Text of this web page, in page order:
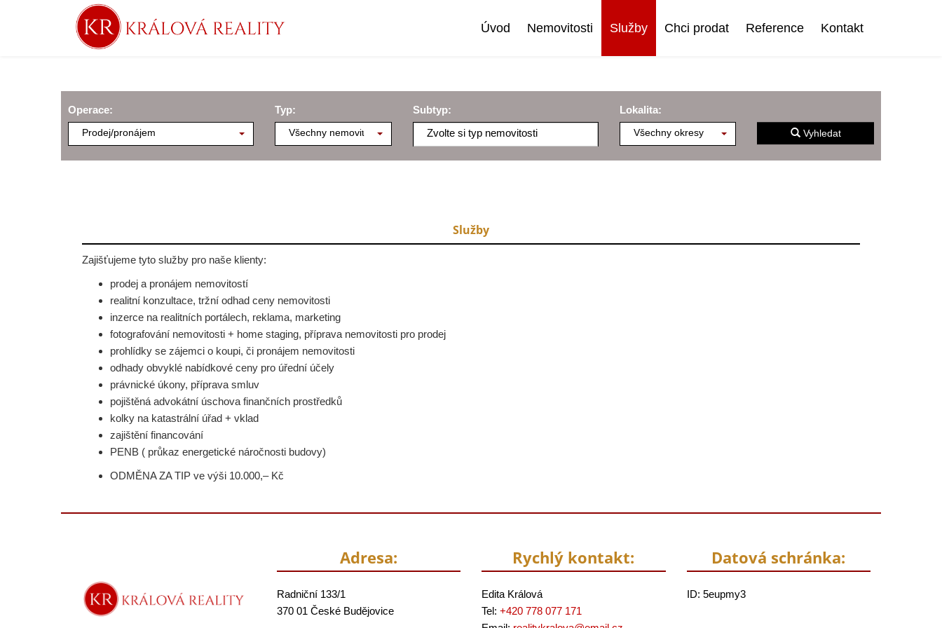
Úvod Nemovitosti Služby Chci prodat Reference Kontakt
Operace:
Prodej/pronájem
Typ:
Všechny nemovitosti
Subtyp:
Zvolte si typ nemovitosti
Lokalita:
Všechny okresy Vyhledat
Služby
Zajišťujeme tyto služby pro naše klienty:
prodej a pronájem nemovitostí
realitní konzultace, tržní odhad ceny nemovitosti
inzerce na realitních portálech, reklama, marketing
fotografování nemovitosti + home staging, příprava nemovitosti pro prodej
prohlídky se zájemci o koupi, či pronájem nemovitosti
odhady obvyklé nabídkové ceny pro úřední účely
právnické úkony, příprava smluv
pojištěná advokátní úschova finančních prostředků
kolky na katastrální úřad + vklad
zajištění financování
PENB ( průkaz energetické náročnosti budovy)
ODMĚNA ZA TIP ve výši 10.000,– Kč
Adresa:
Radniční 133/1
370 01 České Budějovice
Rychlý kontakt:
Edita Králová
Tel: +420 778 077 171
Datová schránka:
ID: 5eupmy3